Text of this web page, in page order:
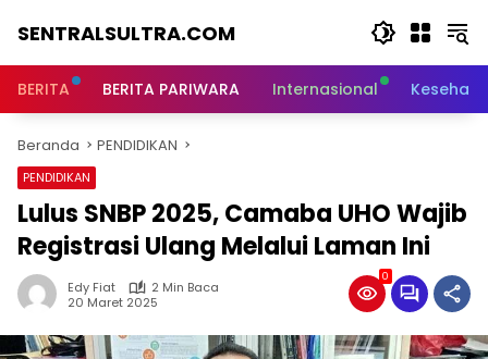
SENTRALSULTRA.COM
BERITA BERITA PARIWARA Internasional
Beranda PENDIDIKAN
PENDIDIKAN
Lulus SNBP 2025, Camaba UHO Wajib
Registrasi Ulang Melalui Laman Ini
Edy Fiat
2 Min Baca
20 Maret 2025
0